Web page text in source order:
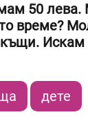
50
време?
дете